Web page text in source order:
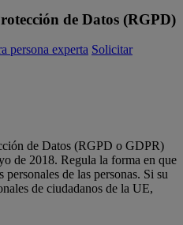
de Datos (RGPD)
persona experta Solicitar
de Datos (RGPD o GDPR)
de 2018. Regula la forma en que
de las personas. Si su
de ciudadanos de la UE,